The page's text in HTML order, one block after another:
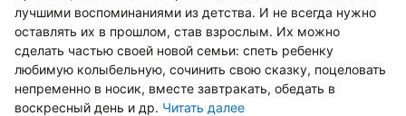
лучшими воспоминаниями из детства. И не всегда нужно
оставлять их в прошлом, став взрослым. Их можно
сделать частью своей новой семьи: спеть ребенку
любимую колыбельную, сочинить свою сказку, поцеловать
непременно в носик, вместе завтракать, обедать в
воскресный день и др. Читать далее